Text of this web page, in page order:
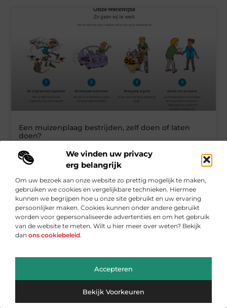
We vinden uw privacy
erg belangrijk
Om uw bezoek aan onze website zo prettig mogelijk te maken,
gebruiken we cookies en vergelijkbare technieken. Hiermee
kunnen we begrijpen hoe u onze site gebruikt en uw ervaring
persoonlijker maken. Cookies kunnen onder andere gebruikt
worden voor gepersonaliseerde advertenties en om het gebruik
van de website te meten. Wilt u hier meer over weten? Bekijk
dan ons cookiebeleid.
Accepteren
Bekijk Voorkeuren
Een muizenplaag bestrijden, zelf doen of laten
doen?
Iedereen herkent ze wel, de kleine, grijze, piepende
knaagdiertjes die veel mensen de stuipen op